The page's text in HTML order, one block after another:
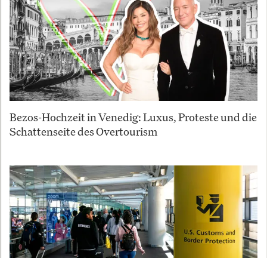
Bezos-Hochzeit in Venedig: Luxus, Proteste und die
Schattenseite des Overtourism